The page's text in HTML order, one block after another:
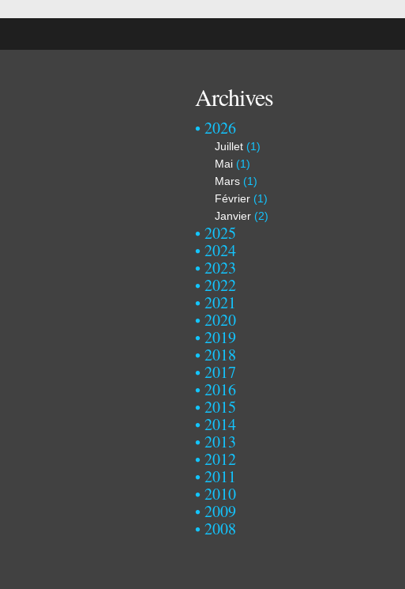
Archives
2026
Juillet (1)
Mai (1)
Mars (1)
Février (1)
Janvier (2)
2025
2024
2023
2022
2021
2020
2019
2018
2017
2016
2015
2014
2013
2012
2011
2010
2009
2008